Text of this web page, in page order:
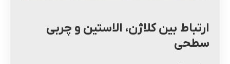
ارتباط بین کلاژن، الاستین و چربی
سطحی